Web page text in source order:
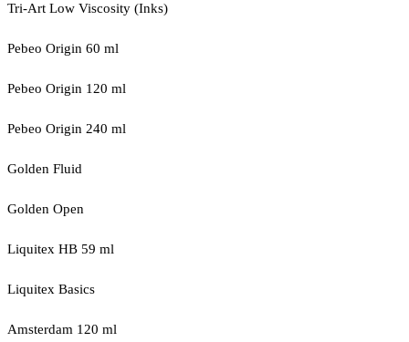
Tri-Art Low Viscosity (Inks)
Pebeo Origin 60 ml
Pebeo Origin 120 ml
Pebeo Origin 240 ml
Golden Fluid
Golden Open
Liquitex HB 59 ml
Liquitex Basics
Amsterdam 120 ml